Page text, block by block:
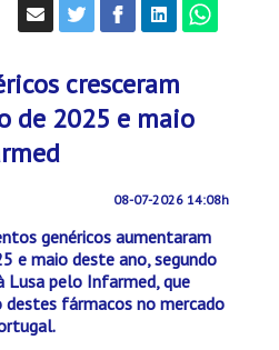
cresceram
de 2025 e maio
08-07-2026 14:08h
genéricos aumentaram
e maio deste ano, segundo
Lusa pelo Infarmed, que
fármacos no mercado